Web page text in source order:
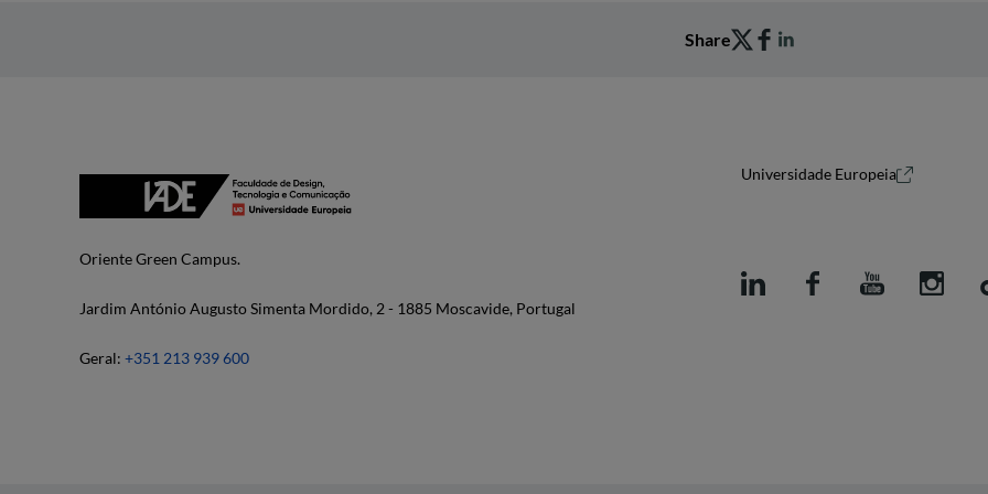
Share
Oriente Green Campus.
Jardim António Augusto Simenta Mordido, 2 - 1885 Moscavide, Portugal
Geral: +351 213 939 600
Universidade Europeia